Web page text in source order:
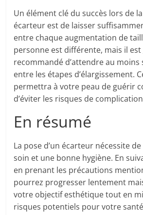
Un élément clé du succès lors de
écarteur est de laisser
entre chaque augmentation de
personne est différente, mais il
recommandé d’attendre au moins
entre les étapes d’élargissement.
permettra à votre peau de guérir
d’éviter les risques de
En résumé
La pose d’un écarteur nécessite
soin et une bonne hygiène. En
en prenant les précautions
pourrez progresser lentement
votre objectif esthétique tout en
risques potentiels pour votre